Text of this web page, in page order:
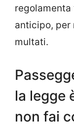
anticipo, per
multati.
la legge
non fai